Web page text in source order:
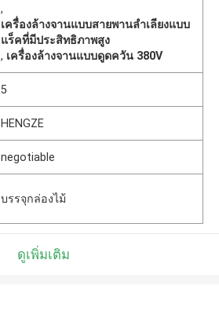
,
เครื่องล้างจานแบบสายพานลำเลียงแบบ
แร็คที่มีประสิทธิภาพสูง
, เครื่องล้างจานแบบดูดควัน 380V
5
HENGZE
negotiable
บรรจุกล่องไม้
ดูเพิ่มเติม